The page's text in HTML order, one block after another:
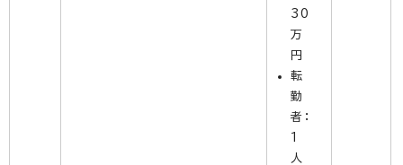
30
万
円
転
勤
者：
1
人